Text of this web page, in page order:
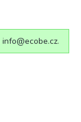
info@ecobe.cz.